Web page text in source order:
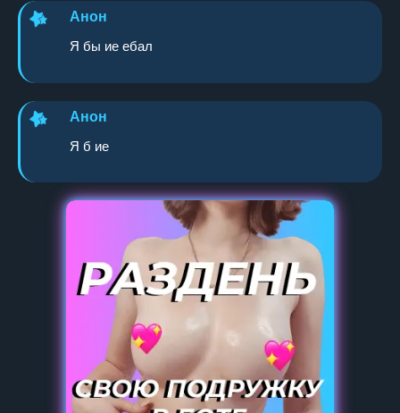
Анон
Я бы ие ебал
Анон
Я б ие